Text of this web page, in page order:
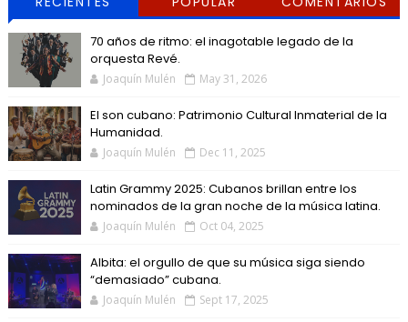
70 años de ritmo: el inagotable legado de la
orquesta Revé.
Joaquín Mulén May 31, 2026
El son cubano: Patrimonio Cultural Inmaterial de la
Humanidad.
Joaquín Mulén Dec 11, 2025
Latin Grammy 2025: Cubanos brillan entre los
nominados de la gran noche de la música latina.
Joaquín Mulén Oct 04, 2025
Albita: el orgullo de que su música siga siendo
“demasiado” cubana.
Joaquín Mulén Sept 17, 2025